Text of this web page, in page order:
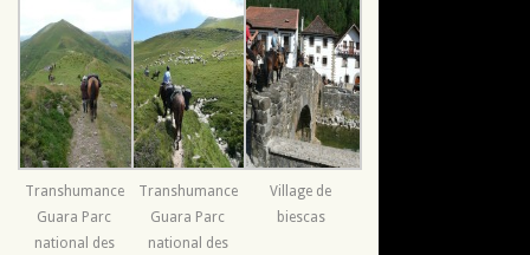
Transhumance
Guara Parc
national des
Transhumance
Guara Parc
national des
Village de
biescas